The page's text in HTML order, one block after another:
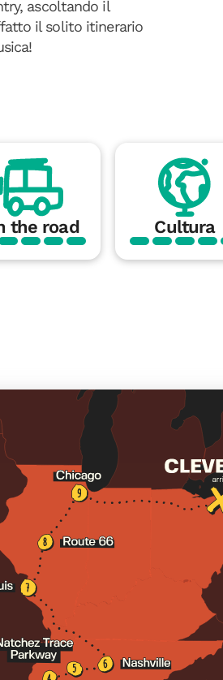
ascoltando il
il solito itinerario
the road Cultura